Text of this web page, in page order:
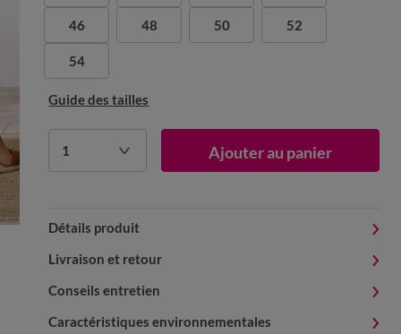
46 48 50 52
54
Guide des tailles
1 Ajouter au panier
Détails produit
Livraison et retour
Conseils entretien
Caractéristiques environnementales